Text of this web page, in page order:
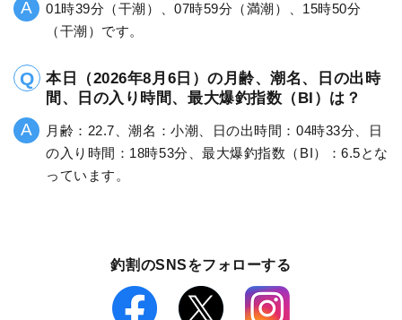
01時39分（干潮）、07時59分（満潮）、15時50分
（干潮）です。
本日（2026年8月6日）の月齢、潮名、日の出時
間、日の入り時間、最大爆釣指数（BI）は？
月齢：22.7、潮名：小潮、日の出時間：04時33分、日
の入り時間：18時53分、最大爆釣指数（BI）：6.5とな
っています。
釣割のSNSをフォローする